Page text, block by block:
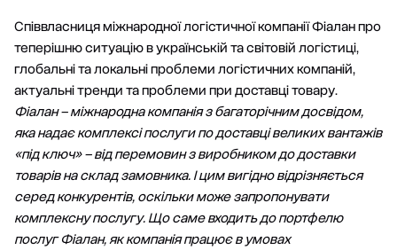
Співвласниця міжнародної логістичної компанії Фіалан про
теперішню ситуацію в українській та світовій логістиці,
глобальні та локальні проблеми логістичних компаній,
актуальні тренди та проблеми при доставці товару.
Фіалан – міжнародна компанія з багаторічним досвідом,
яка надає комплексі послуги по доставці великих вантажів
«під ключ» – від перемовин з виробником до доставки
товарів на склад замовника. І цим вигідно відрізняється
серед конкурентів, оскільки може запропонувати
комплексну послугу. Що саме входить до портфелю
послуг Фіалан, як компанія працює в умовах